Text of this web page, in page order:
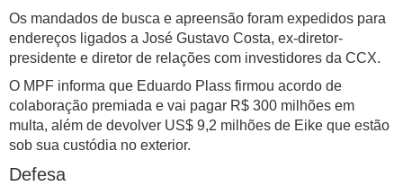
Os mandados de busca e apreensão foram expedidos para
endereços ligados a José Gustavo Costa, ex-diretor-
presidente e diretor de relações com investidores da CCX.
O MPF informa que Eduardo Plass firmou acordo de
colaboração premiada e vai pagar R$ 300 milhões em
multa, além de devolver US$ 9,2 milhões de Eike que estão
sob sua custódia no exterior.
Defesa